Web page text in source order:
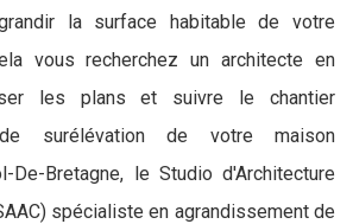
la surface habitable de votre
vous recherchez un architecte en
les plans et suivre le chantier
surélévation de votre maison
De-Bretagne, le Studio d'Architecture
spécialiste en agrandissement de